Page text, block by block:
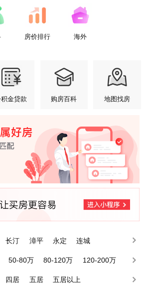
房价排行 海外
金贷款 购房百科 地图找房
长汀 漳平 永定 连城
50-80万 80-120万
120-200万
四居 五居 五居以上